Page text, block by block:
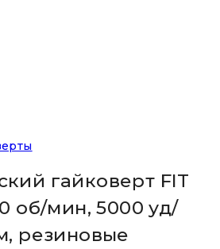
гайковерт FIT
об/мин, 5000 уд/
резиновые